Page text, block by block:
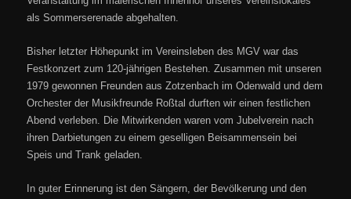
als Sommerserenade abgehalten.
Bisher letzter Höhepunkt im Vereinsleben des MGV war das
Festkonzert zum 120-jährigen Bestehen. Zusammen mit unseren
1979 gewonnen Freunden aus Zotzenbach im Odenwald und dem
Orchester der Musikfreunde Roßtal durften wir einen festlichen
Abend verleben. Die Mitwirkenden waren vom Jubelverein nach
ihren Darbietungen zu einem geselligen Beisammensein bei
Speis und Trank geladen.
In guter Erinnerung ist den Sängern, der Bevölkerung und den